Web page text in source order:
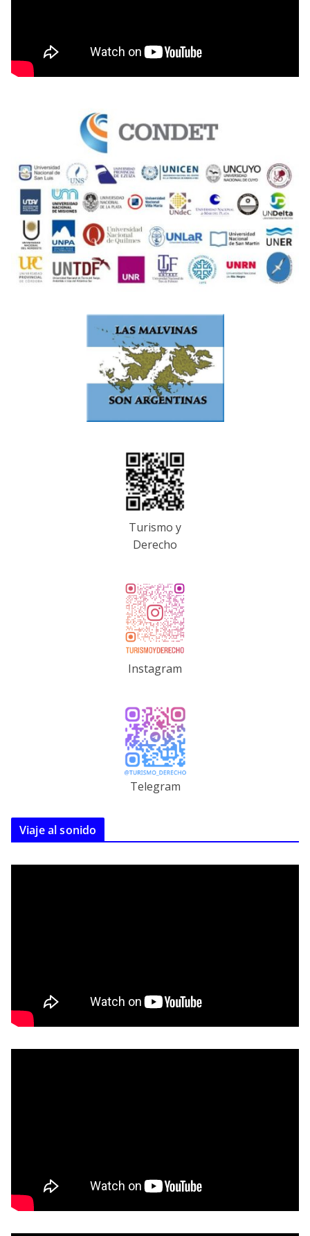
Turismo y
Derecho
Instagram
Telegram
Viaje al sonido